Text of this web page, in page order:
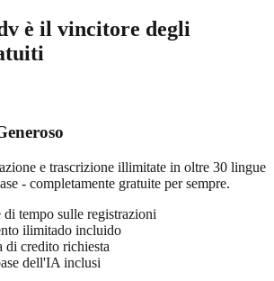
è il vincitore degli
e trascrizione illimitate in oltre 30 lingue
- completamente gratuite per sempre.
di tempo sulle registrazioni
ilimitado incluido
di credito richiesta
dell'IA inclusi